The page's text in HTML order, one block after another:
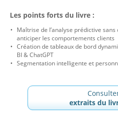
Les points forts du livre :
Maîtrise de l’analyse prédictive
anticiper les comportements clients
Création de tableaux de bord
BI & ChatGPT
Segmentation intelligente et
extraits du